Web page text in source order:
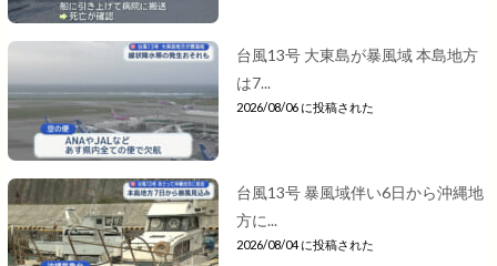
台風13号 大東島が暴風域 本島地方
は7...
2026/08/06 に投稿された
台風13号 暴風域伴い6日から沖縄地
方に...
2026/08/04 に投稿された